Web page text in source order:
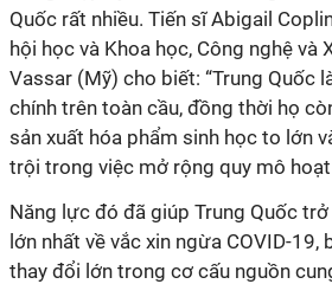
Quốc rất nhiều. Tiến sĩ Abigail
hội học và Khoa học, Công nghệ và
Vassar (Mỹ) cho biết: “Trung Quốc
chính trên toàn cầu, đồng thời họ
sản xuất hóa phẩm sinh học to lớn
trội trong việc mở rộng quy mô hoạt
Năng lực đó đã giúp Trung Quốc
lớn nhất về vắc xin ngừa COVID-
thay đổi lớn trong cơ cấu nguồn